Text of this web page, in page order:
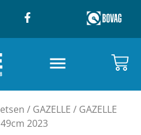
/ GAZELLE / GAZELLE
2023